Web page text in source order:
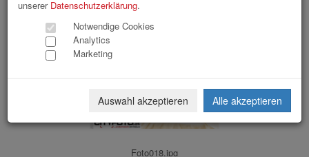
Foto018.jpg
unserer Datenschutzerklärung.
Notwendige Cookies
Analytics
Marketing
Auswahl akzeptieren Alle akzeptieren